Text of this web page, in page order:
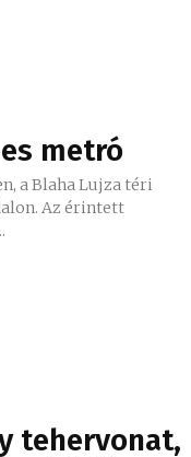
metró
a Blaha Lujza téri
tehervonat,